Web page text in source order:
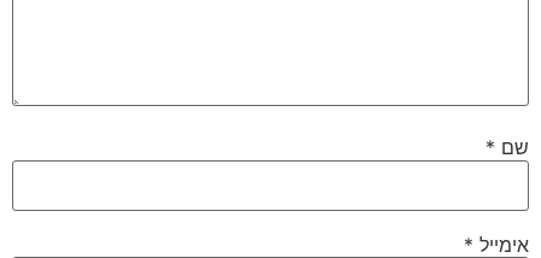
שם *
אימייל *